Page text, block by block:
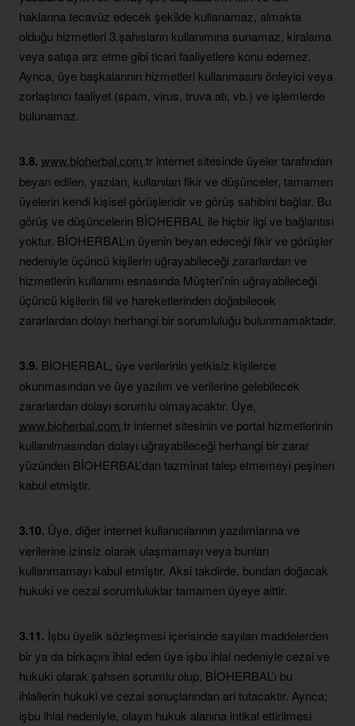
haklarına tecavüz edecek şekilde kullanamaz, almakta
olduğu hizmetleri 3.şahısların kullanımına sunamaz, kiralama
veya satışa arz etme gibi ticari faaliyetlere konu edemez.
Ayrıca, üye başkalarının hizmetleri kullanmasını önleyici veya
zorlaştırıcı faaliyet (spam, virus, truva atı, vb.) ve işlemlerde
bulunamaz.
3.8. www.bioherbal.com.tr internet sitesinde üyeler tarafından
beyan edilen, yazılan, kullanılan fikir ve düşünceler, tamamen
üyelerin kendi kişisel görüşleridir ve görüş sahibini bağlar. Bu
görüş ve düşüncelerin BİOHERBAL ile hiçbir ilgi ve bağlantısı
yoktur. BİOHERBAL’ın üyenin beyan edeceği fikir ve görüşler
nedeniyle üçüncü kişilerin uğrayabileceği zararlardan ve
hizmetlerin kullanımı esnasında Müşteri’nin uğrayabileceği
üçüncü kişilerin fiil ve hareketlerinden doğabilecek
zararlardan dolayı herhangi bir sorumluluğu bulunmamaktadır.
3.9. BİOHERBAL, üye verilerinin yetkisiz kişilerce
okunmasından ve üye yazılım ve verilerine gelebilecek
zararlardan dolayı sorumlu olmayacaktır. Üye,
www.bioherbal.com.tr internet sitesinin ve portal hizmetlerinin
kullanılmasından dolayı uğrayabileceği herhangi bir zarar
yüzünden BİOHERBAL’dan tazminat talep etmemeyi peşinen
kabul etmiştir.
3.10. Üye, diğer internet kullanıcılarının yazılımlarına ve
verilerine izinsiz olarak ulaşmamayı veya bunları
kullanmamayı kabul etmiştır. Aksi takdirde, bundan doğacak
hukuki ve cezai sorumluluklar tamamen üyeye aittir.
3.11. İşbu üyelik sözleşmesi içerisinde sayılan maddelerden
bir ya da birkaçını ihlal eden üye işbu ihlal nedeniyle cezai ve
hukuki olarak şahsen sorumlu olup, BİOHERBAL’ı bu
ihlallerin hukuki ve cezai sonuçlarından ari tutacaktır. Ayrıca;
işbu ihlal nedeniyle, olayın hukuk alanına intikal ettirilmesi